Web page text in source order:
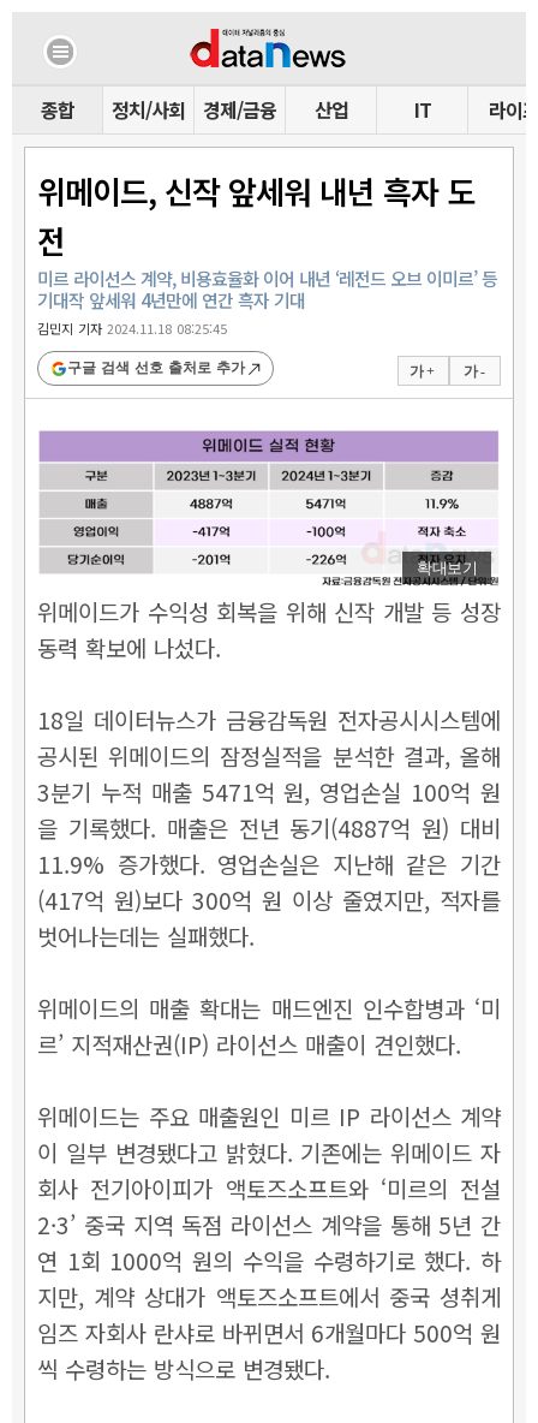
종합 정치/사회 경제/금융 산업 IT 라이프
위메이드, 신작 앞세워 내년 흑자 도
전
미르 라이선스 계약, 비용효율화 이어 내년 ‘레전드 오브 이미르’ 등
기대작 앞세워 4년만에 연간 흑자 기대
김민지 기자2024.11.18 08:25:45
가 + 가 -
구글 검색 선호 출처로 추가
확대보기
위메이드가 수익성 회복을 위해 신작 개발 등 성장
동력 확보에 나섰다.
18일 데이터뉴스가 금융감독원 전자공시시스템에
공시된 위메이드의 잠정실적을 분석한 결과, 올해
3분기 누적 매출 5471억 원, 영업손실 100억 원
을 기록했다. 매출은 전년 동기(4887억 원) 대비
11.9% 증가했다. 영업손실은 지난해 같은 기간
(417억 원)보다 300억 원 이상 줄였지만, 적자를
벗어나는데는 실패했다.
위메이드의 매출 확대는 매드엔진 인수합병과 ‘미
르’ 지적재산권(IP) 라이선스 매출이 견인했다.
위메이드는 주요 매출원인 미르 IP 라이선스 계약
이 일부 변경됐다고 밝혔다. 기존에는 위메이드 자
회사 전기아이피가 액토즈소프트와 ‘미르의 전설
2·3’ 중국 지역 독점 라이선스 계약을 통해 5년 간
연 1회 1000억 원의 수익을 수령하기로 했다. 하
지만, 계약 상대가 액토즈소프트에서 중국 셩취게
임즈 자회사 란샤로 바뀌면서 6개월마다 500억 원
씩 수령하는 방식으로 변경됐다.